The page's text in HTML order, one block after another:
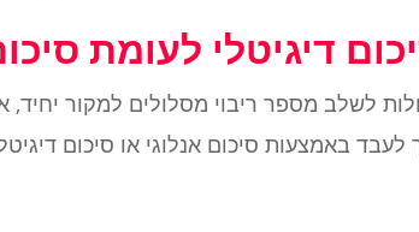
דיגיטלי לעומת
לשלב מספר ריבוי מסלולים למקור יחיד,